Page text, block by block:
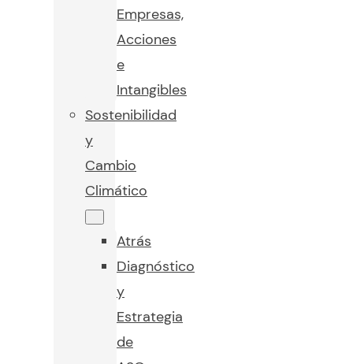
Empresas,
Acciones
e
Intangibles
Sostenibilidad
y
Cambio
Climático
Atrás
Diagnóstico
y
Estrategia
de